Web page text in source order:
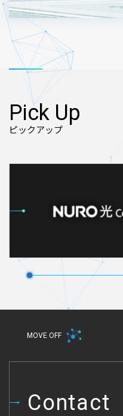
Pick Up
ピックアップ
MOVE OFF
Contact